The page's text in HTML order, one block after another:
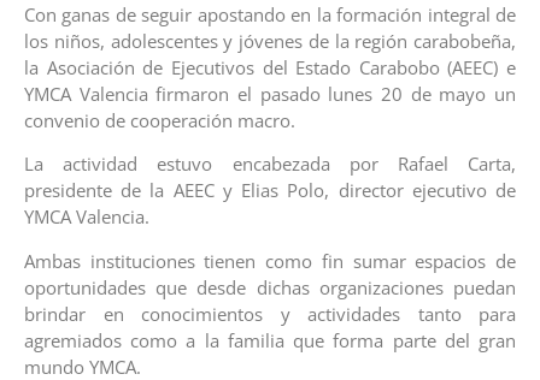
Con ganas de seguir apostando en la formación integral de
los niños, adolescentes y jóvenes de la región carabobeña,
la Asociación de Ejecutivos del Estado Carabobo (AEEC) e
YMCA Valencia firmaron el pasado lunes 20 de mayo un
convenio de cooperación macro.
La actividad estuvo encabezada por Rafael Carta,
presidente de la AEEC y Elias Polo, director ejecutivo de
YMCA Valencia.
Ambas instituciones tienen como fin sumar espacios de
oportunidades que desde dichas organizaciones puedan
brindar en conocimientos y actividades tanto para
agremiados como a la familia que forma parte del gran
mundo YMCA.